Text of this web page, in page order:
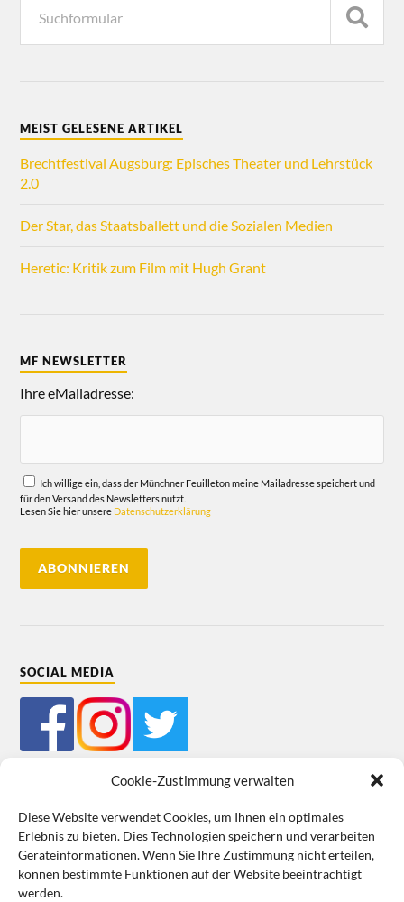
Cookie-Zustimmung verwalten
Diese Website verwendet Cookies, um Ihnen ein optimales
Erlebnis zu bieten. Dies Technologien speichern und verarbeiten
Geräteinformationen. Wenn Sie Ihre Zustimmung nicht erteilen,
können bestimmte Funktionen auf der Website beeinträchtigt
werden.
MEIST GELESENE ARTIKEL
Brechtfestival Augsburg: Episches Theater und Lehrstück
2.0
Der Star, das Staatsballett und die Sozialen Medien
Heretic: Kritik zum Film mit Hugh Grant
MF NEWSLETTER
Ihre eMailadresse:
Ich willige ein, dass der Münchner Feuilleton meine Mailadresse speichert und
für den Versand des Newsletters nutzt.
Lesen Sie hier unsere Datenschutzerklärung
SOCIAL MEDIA
Mein Bestellkonto Kundeninformationen Datenschutz
Cookie-Richtlinie (EU) Impressum